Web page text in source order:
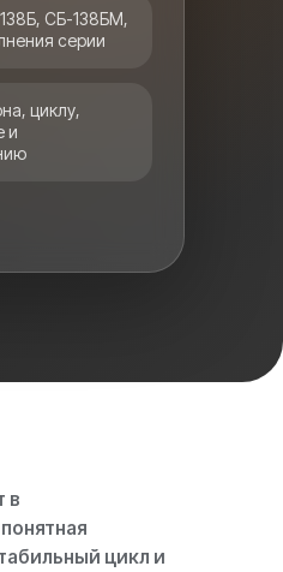
СБ-138БМ,
серии
циклу,
и
в
цикл и